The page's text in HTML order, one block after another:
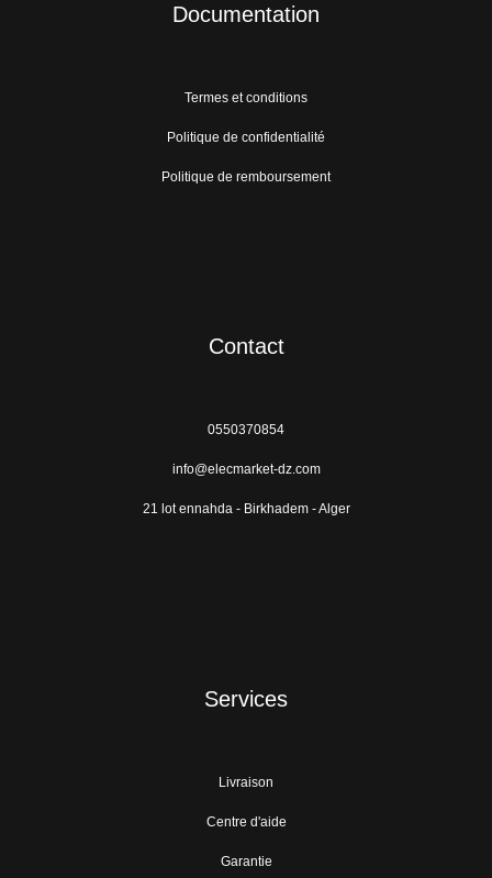
Documentation
Termes et conditions
Politique de confidentialité
Politique de remboursement
Contact
0550370854
info@elecmarket-dz.com
21 lot ennahda - Birkhadem - Alger
Services
Livraison
Centre d'aide
Garantie